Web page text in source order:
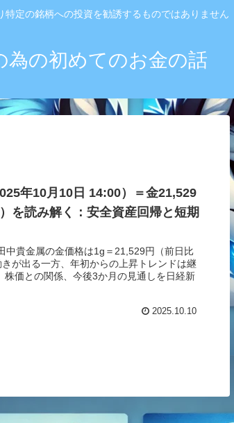
特定の銘柄への投資を勧誘するものではありません
為の初めてのお金の話
年10月10日 14:00）＝金21,529
を読み解く：安全資産回帰と短期
中貴金属の金価格は1g＝21,529円（前日比
が出る一方、年初からの上昇トレンドは継
株価との関係、今後3か月の見通しを日経新
2025.10.10